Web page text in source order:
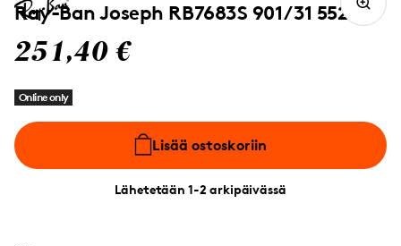
Ray-Ban Joseph RB7683S 901/31 5520
251,40 €
Online only
Lisää ostoskoriin
Lähetetään 1-2 arkipäivässä